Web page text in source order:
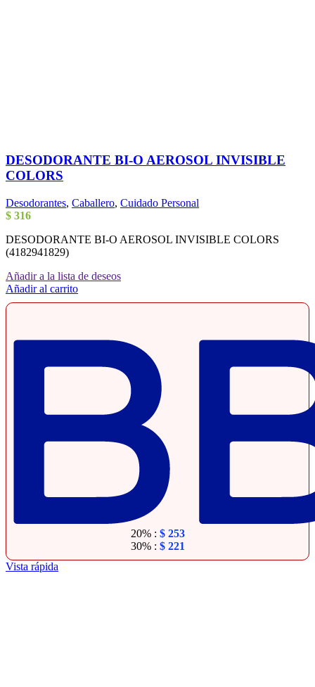
DESODORANTE BI-O AEROSOL INVISIBLE
COLORS
Desodorantes, Caballero, Cuidado Personal
$ 316
DESODORANTE BI-O AEROSOL INVISIBLE COLORS
(4182941829)
Añadir a la lista de deseos
Añadir al carrito
20% : $253
30% : $221
Vista rápida